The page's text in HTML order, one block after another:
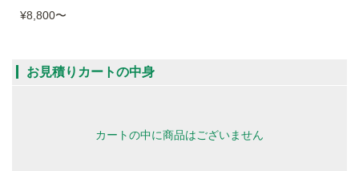
¥8,800〜
お見積りカートの中身
カートの中に商品はございません